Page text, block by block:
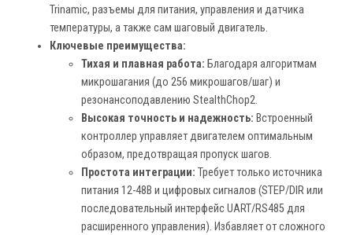
Trinamic, разъемы для питания, управления и датчика
температуры, а также сам шаговый двигатель.
Ключевые преимущества:
Тихая и плавная работа: Благодаря алгоритмам
микрошагания (до 256 микрошагов/шаг) и
резонансоподавлению StealthChop2.
Высокая точность и надежность: Встроенный
контроллер управляет двигателем оптимальным
образом, предотвращая пропуск шагов.
Простота интеграции: Требует только источника
питания 12-48В и цифровых сигналов (STEP/DIR или
последовательный интерфейс UART/RS485 для
расширенного управления). Избавляет от сложного